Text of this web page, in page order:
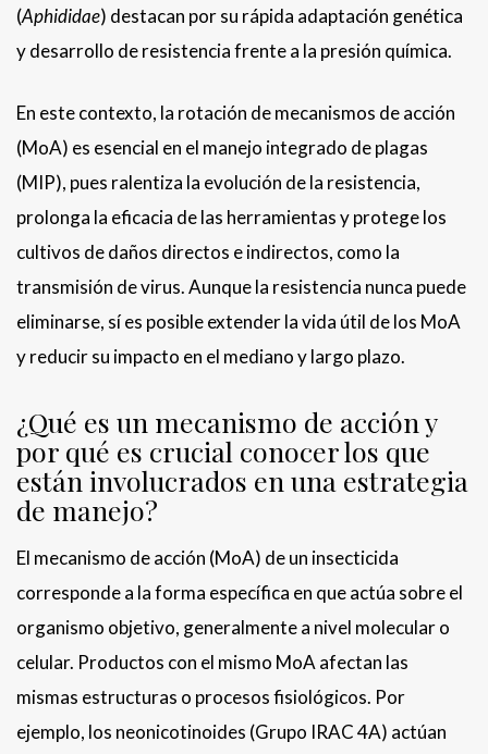
(Aphididae) destacan por su rápida adaptación genética
y desarrollo de resistencia frente a la presión química.
En este contexto, la rotación de mecanismos de acción
(MoA) es esencial en el manejo integrado de plagas
(MIP), pues ralentiza la evolución de la resistencia,
prolonga la eficacia de las herramientas y protege los
cultivos de daños directos e indirectos, como la
transmisión de virus. Aunque la resistencia nunca puede
eliminarse, sí es posible extender la vida útil de los MoA
y reducir su impacto en el mediano y largo plazo.
¿Qué es un mecanismo de acción y
por qué es crucial conocer los que
están involucrados en una estrategia
de manejo?
El mecanismo de acción (MoA) de un insecticida
corresponde a la forma específica en que actúa sobre el
organismo objetivo, generalmente a nivel molecular o
celular. Productos con el mismo MoA afectan las
mismas estructuras o procesos fisiológicos. Por
ejemplo, los neonicotinoides (Grupo IRAC 4A) actúan